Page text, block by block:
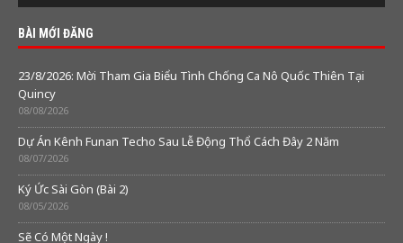
BÀI MỚI ĐĂNG
23/8/2026: Mời Tham Gia Biểu Tình Chống Ca Nô Quốc Thiên Tại
Quincy
08/08/2026
Dự Án Kênh Funan Techo Sau Lễ Động Thổ Cách Đây 2 Năm
08/07/2026
Ký Ức Sài Gòn (Bài 2)
08/05/2026
Sẽ Có Một Ngày !